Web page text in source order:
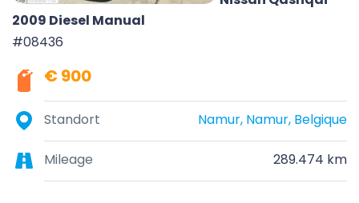
2009 Diesel Manual
#08436
€ 900
Standort Namur, Namur, Belgique
Mileage 289.474 km